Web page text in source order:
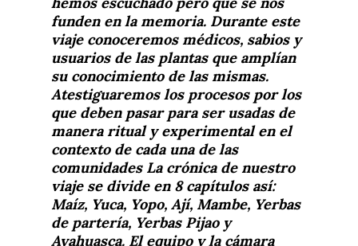
funden en la memoria. Durante este
viaje conoceremos médicos, sabios y
usuarios de las plantas que amplían
su conocimiento de las mismas.
Atestiguaremos los procesos por los
que deben pasar para ser usadas de
manera ritual y experimental en el
contexto de cada una de las
comunidades La crónica de nuestro
viaje se divide en 8 capítulos así:
Maíz, Yuca, Yopo, Ají, Mambe, Yerbas
de partería, Yerbas Pijao y
Ayahuasca. El equipo y la cámara